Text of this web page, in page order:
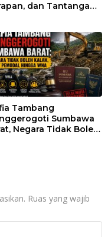
dan Tantangan
Tambang
Sumbawa
Negara Tidak Boleh
Ruas yang wajib